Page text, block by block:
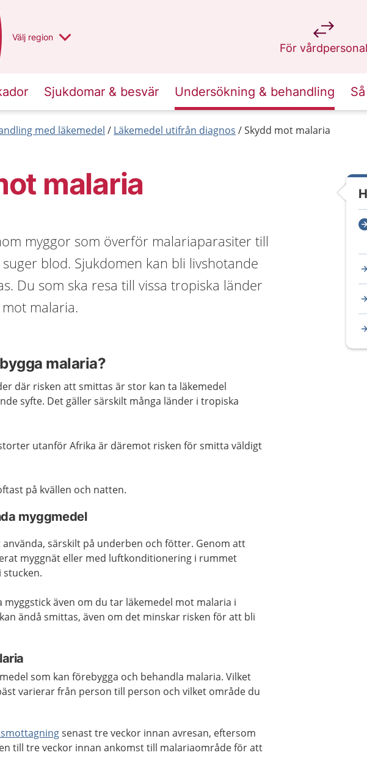
Du har valt region
Välj en annan
region
För vårdpersonal
på 1177.se
Sjukdomar & besvär Undersökning & behandling
med läkemedel Läkemedel utifrån diagnos Skydd mot malaria
malaria
myggor som överför malariaparasiter till
blod. Sjukdomen kan bli livshotande
Du som ska resa till vissa tropiska länder
malaria.
malaria?
där risken att smittas är stor kan ta läkemedel
syfte. Det gäller särskilt många länder i tropiska
utanför Afrika är däremot risken för smitta väldigt
på kvällen och natten.
myggmedel
särskilt på underben och fötter. Genom att
myggnät eller med luftkonditionering i rummet
även om du tar läkemedel mot malaria i
ändå smittas, även om det minskar risken för att bli
som kan förebygga och behandla malaria. Vilket
varierar från person till person och vilket område du
senast tre veckor innan avresan, eftersom
till tre veckor innan ankomst till malariaområde för att